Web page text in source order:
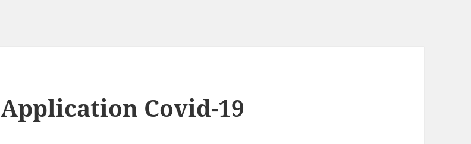
Application Covid-19